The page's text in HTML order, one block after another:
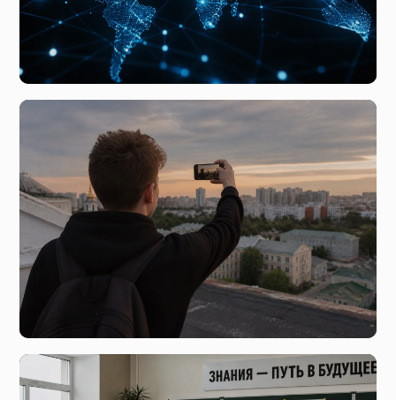
сегодня, 07:48
Глобальные тренды цифровой экономики и влияние
онлайн-сектора на современное общество
вчера, 20:22